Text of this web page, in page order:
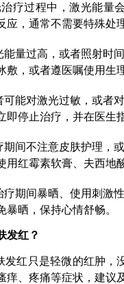
治疗过程中，激光能
应，通常不需要特殊处
能量过高，或者照射时
敷，或者遵医嘱使用生
可能对激光过敏，或者
即停止治疗，并在医生
期间不注意皮肤护理，
用红霉素软膏、夫西地
疗期间暴晒、使用刺激
晒，保持心情舒畅。
发红？
发红只是轻微的红肿
痒、疼痛等症状，建议